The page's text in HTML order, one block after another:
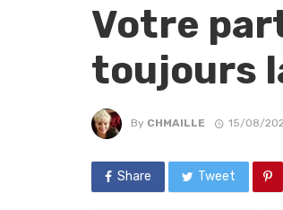
Votre
toujours
By CHMAILLE 15/08/
Share Tweet